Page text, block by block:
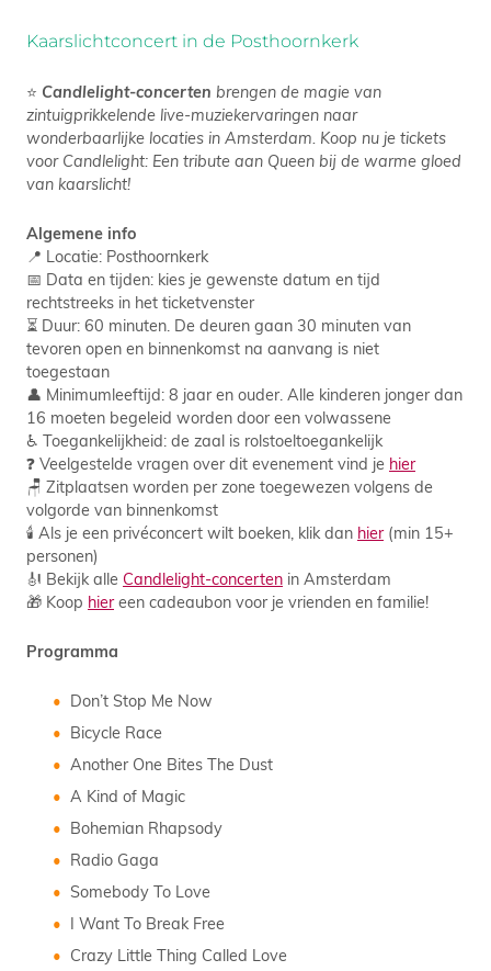
Kaarslichtconcert in de Posthoornkerk
⭐ Candlelight-concerten brengen de magie van
zintuigprikkelende live-muziekervaringen naar
wonderbaarlijke locaties in Amsterdam. Koop nu je tickets
voor Candlelight: Een tribute aan Queen bij de warme gloed
van kaarslicht!
Algemene info
📍 Locatie: Posthoornkerk
📅 Data en tijden: kies je gewenste datum en tijd
rechtstreeks in het ticketvenster
⏳ Duur: 60 minuten. De deuren gaan 30 minuten van
tevoren open en binnenkomst na aanvang is niet
toegestaan
👤 Minimumleeftijd: 8 jaar en ouder. Alle kinderen jonger dan
16 moeten begeleid worden door een volwassene
♿ Toegankelijkheid: de zaal is rolstoeltoegankelijk
❓ Veelgestelde vragen over dit evenement vind je hier
🪑 Zitplaatsen worden per zone toegewezen volgens de
volgorde van binnenkomst
🕯️ Als je een privéconcert wilt boeken, klik dan hier(min 15+
personen)
🎻 Bekijk alle Candlelight-concerten in Amsterdam
🎁 Koop hiereen cadeaubon voor je vrienden en familie!
Programma
Don’t Stop Me Now
Bicycle Race
Another One Bites The Dust
A Kind of Magic
Bohemian Rhapsody
Radio Gaga
Somebody To Love
I Want To Break Free
Crazy Little Thing Called Love